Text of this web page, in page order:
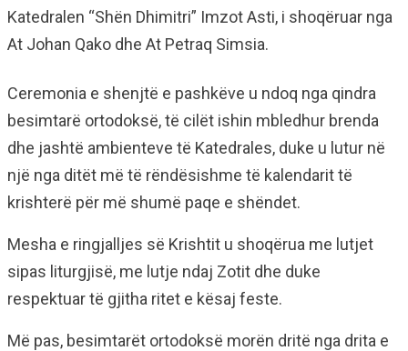
Katedralen “Shën Dhimitri” Imzot Asti, i shoqëruar nga
At Johan Qako dhe At Petraq Simsia.
Ceremonia e shenjtë e pashkëve u ndoq nga qindra
besimtarë ortodoksë, të cilët ishin mbledhur brenda
dhe jashtë ambienteve të Katedrales, duke u lutur në
një nga ditët më të rëndësishme të kalendarit të
krishterë për më shumë paqe e shëndet.
Mesha e ringjalljes së Krishtit u shoqërua me lutjet
sipas liturgjisë, me lutje ndaj Zotit dhe duke
respektuar të gjitha ritet e kësaj feste.
Më pas, besimtarët ortodoksë morën dritë nga drita e